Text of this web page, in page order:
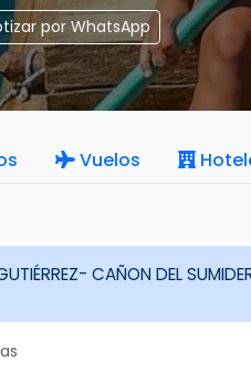
por WhatsApp
Vuelos
CAÑON DEL